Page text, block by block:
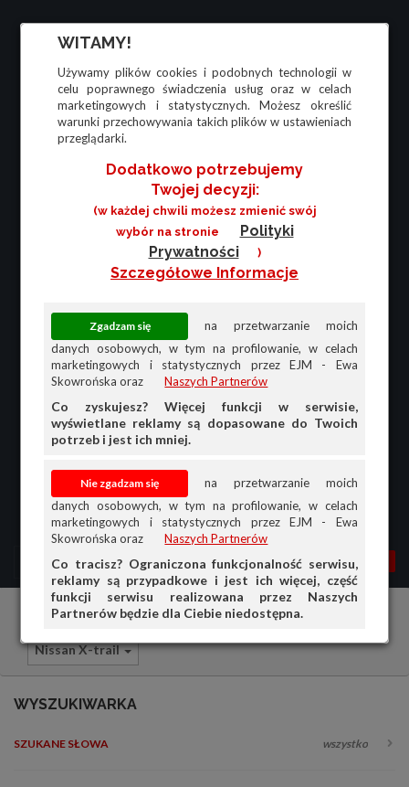
WITAMY!
Używamy plików cookies i podobnych technologii w
celu poprawnego świadczenia usług oraz w celach
marketingowych i statystycznych. Możesz określić
warunki przechowywania takich plików w ustawieniach
przeglądarki.
Dodatkowo potrzebujemy
Twojej decyzji:
(w każdej chwili możesz zmienić swój
wybór na stronie
Polityki
Prywatności
)
Szczegółowe Informacje
na przetwarzanie moich
danych osobowych, w tym na profilowanie, w celach
marketingowych i statystycznych przez EJM - Ewa
Skowrońska oraz
Naszych Partnerów
Co zyskujesz? Więcej funkcji w serwisie,
wyświetlane reklamy są dopasowane do Twoich
potrzeb i jest ich mniej.
na przetwarzanie moich
danych osobowych, w tym na profilowanie, w celach
marketingowych i statystycznych przez EJM - Ewa
Skowrońska oraz
Naszych Partnerów
Co tracisz? Ograniczona funkcjonalność serwisu,
reklamy są przypadkowe i jest ich więcej, część
funkcji serwisu realizowana przez Naszych
Partnerów będzie dla Ciebie niedostępna.
MENU MOJA AG
PRZEGLĄD
Samochody osobowe Nissan
Nissan X-trail
WYSZUKIWARKA
SZUKANE SŁOWA wszystko